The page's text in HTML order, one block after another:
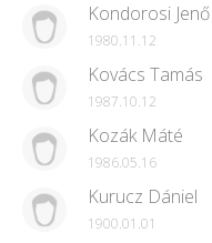
Kondorosi Jenő
1980.11.12
Kovács Tamás
1987.10.12
Kozák Máté
1986.05.16
Kurucz Dániel
1900.01.01